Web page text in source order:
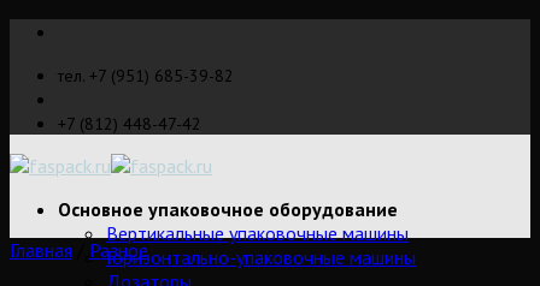
Skip
contentтел. +7 (951) 685-39-82
+7 (812) 448-47-42
Основное упаковочное оборудование
Вертикальные упаковочные машины
Горизонтально-упаковочные машины
Дозаторы
Главная Разное